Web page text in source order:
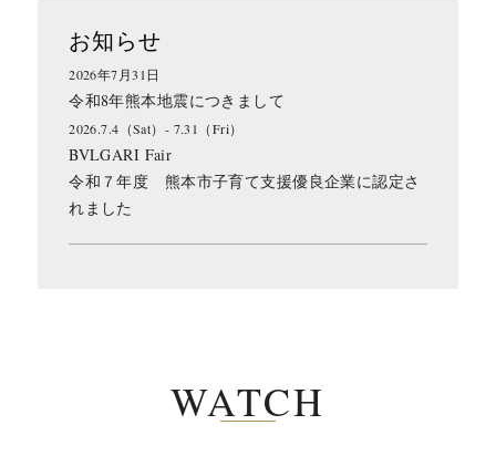
お知らせ
2026年7月31日
令和8年熊本地震につきまして
2026.7.4（Sat）- 7.31（Fri）
BVLGARI Fair
令和７年度 熊本市子育て支援優良企業に認定さ
れました
WATCH